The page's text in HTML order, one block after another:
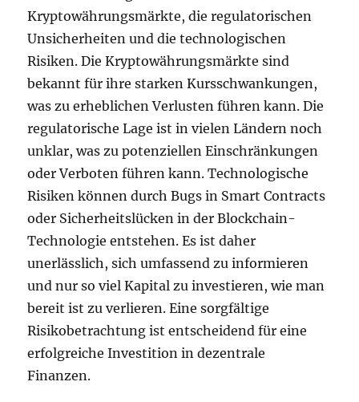
Kryptowährungsmärkte, die regulatorischen
Unsicherheiten und die technologischen
Risiken. Die Kryptowährungsmärkte sind
bekannt für ihre starken Kursschwankungen,
was zu erheblichen Verlusten führen kann. Die
regulatorische Lage ist in vielen Ländern noch
unklar, was zu potenziellen Einschränkungen
oder Verboten führen kann. Technologische
Risiken können durch Bugs in Smart Contracts
oder Sicherheitslücken in der Blockchain-
Technologie entstehen. Es ist daher
unerlässlich, sich umfassend zu informieren
und nur so viel Kapital zu investieren, wie man
bereit ist zu verlieren. Eine sorgfältige
Risikobetrachtung ist entscheidend für eine
erfolgreiche Investition in dezentrale
Finanzen.